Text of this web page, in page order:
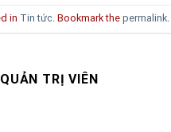
in Tin tức. Bookmark the permalink.
QUẢN TRỊ VIÊN